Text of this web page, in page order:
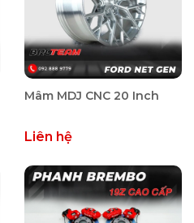
Mâm MDJ CNC 20 Inch
Liên hệ